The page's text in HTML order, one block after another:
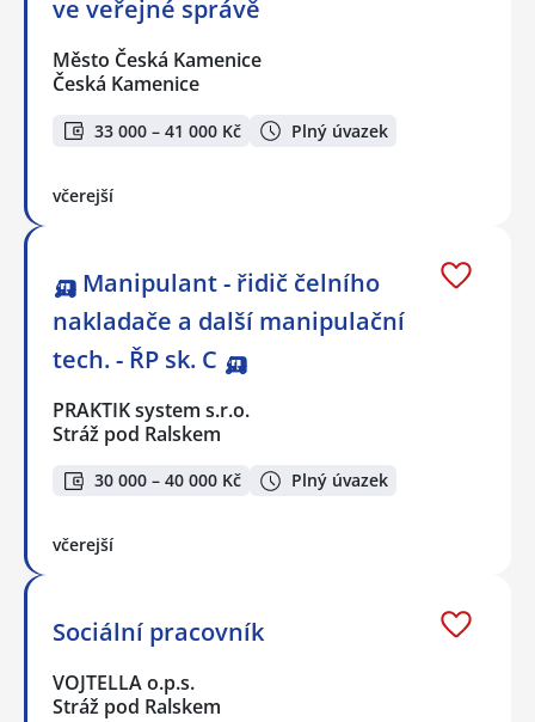
ve veřejné správě
Město Česká Kamenice
Česká Kamenice
33 000 – 41 000 Kč Plný úvazek
včerejší
🛺 Manipulant - řidič čelního
nakladače a další manipulační
tech. - ŘP sk. C 🛺
PRAKTIK system s.r.o.
Stráž pod Ralskem
30 000 – 40 000 Kč Plný úvazek
včerejší
Sociální pracovník
VOJTELLA o.p.s.
Stráž pod Ralskem